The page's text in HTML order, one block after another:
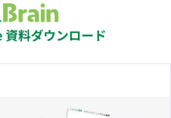
料ダウンロード